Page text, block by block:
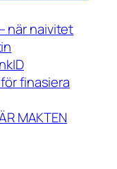
när naivitet
finasiera
MAKTEN